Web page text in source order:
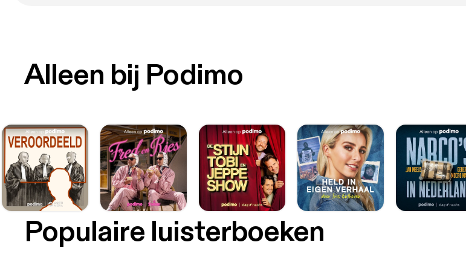
Alleen bij Podimo
Populaire luisterboeken